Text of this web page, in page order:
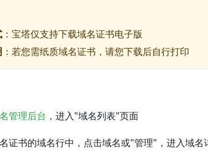
：宝塔仅支持下载域名证书电子版
：若您需纸质域名证书，请您下载后自行打印
管理后台 ，进入"域名列表"页面
证书的域名行中，点击域名或"管理"，进入域名